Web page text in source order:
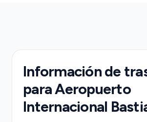
Información de
para Aeropuerto
Internacional